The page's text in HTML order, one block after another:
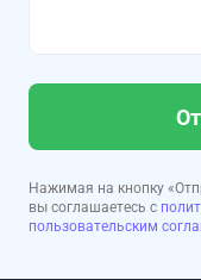
Нажимая на кнопку
вы соглашаетесь с
пользовательским